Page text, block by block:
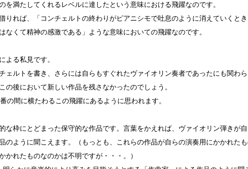
を満たしてくれるレベルに達したという意味における飛躍なのです。
りれば、「コンチェルトの終わりがピアニシモで吐息のように消えていくとき
なくて精神の感激である」ような意味においての飛躍なのです。
よる私見です。
ェルトを書き、さらには自らもすぐれたヴァイオリン奏者であったにも関わら
の後において新しい作品を残さなかったのでしょう。
の間に横たわるこの飛躍にあるように思われます。
な枠にとどまった保守的な作品です。言葉をかえれば、ヴァイオリン弾きが自
のように聞こえます。（もっとも、これらの作品が自らの演奏用にかかれた
かれたものなのかは不明ですが・・・。）